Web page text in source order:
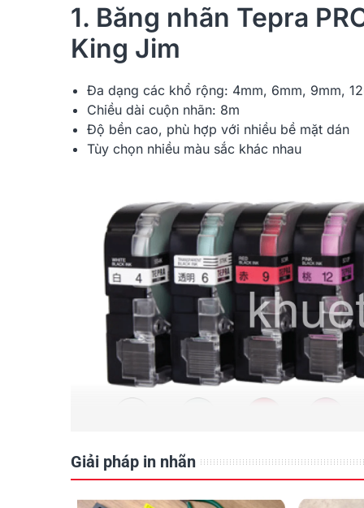
1. Băng nhãn Tepra
King Jim
Đa dạng các khổ rộng: 4mm, 6mm, 9mm,
Chiều dài cuộn nhãn: 8m
Độ bền cao, phù hợp với nhiều bề mặt dán
Tùy chọn nhiều màu sắc khác nhau
Giải pháp in nhãn